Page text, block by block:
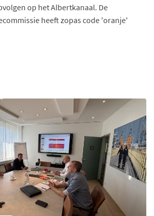
op het Albertkanaal. De
heeft zopas code 'oranje'